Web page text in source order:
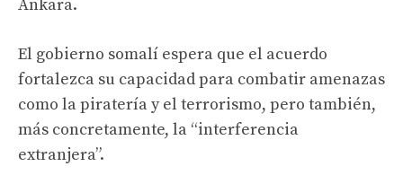
Ankara.
El gobierno somalí espera que el acuerdo
fortalezca su capacidad para combatir amenazas
como la piratería y el terrorismo, pero también,
más concretamente, la “interferencia
extranjera”.